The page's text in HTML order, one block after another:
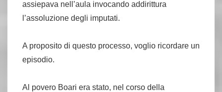
assiepava nell’aula invocando addirittura
l’assoluzione degli imputati.
A proposito di questo processo, voglio ricordare un
episodio.
Al povero Boari era stato, nel corso della